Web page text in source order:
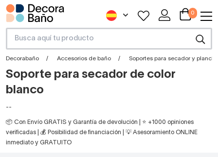
0
Decorabaño Accesorios de baño Soportes para secador y plancha
Soporte para secador de color
blanco
--
📦 Con Envío GRATIS y Garantía de devolución | ⭐ +1000 opiniones
verificadas | 💰 Posibilidad de financiación | 💡 Asesoramiento ONLINE
inmediato y GRATUITO